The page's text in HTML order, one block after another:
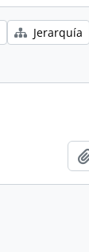
Jerarquía